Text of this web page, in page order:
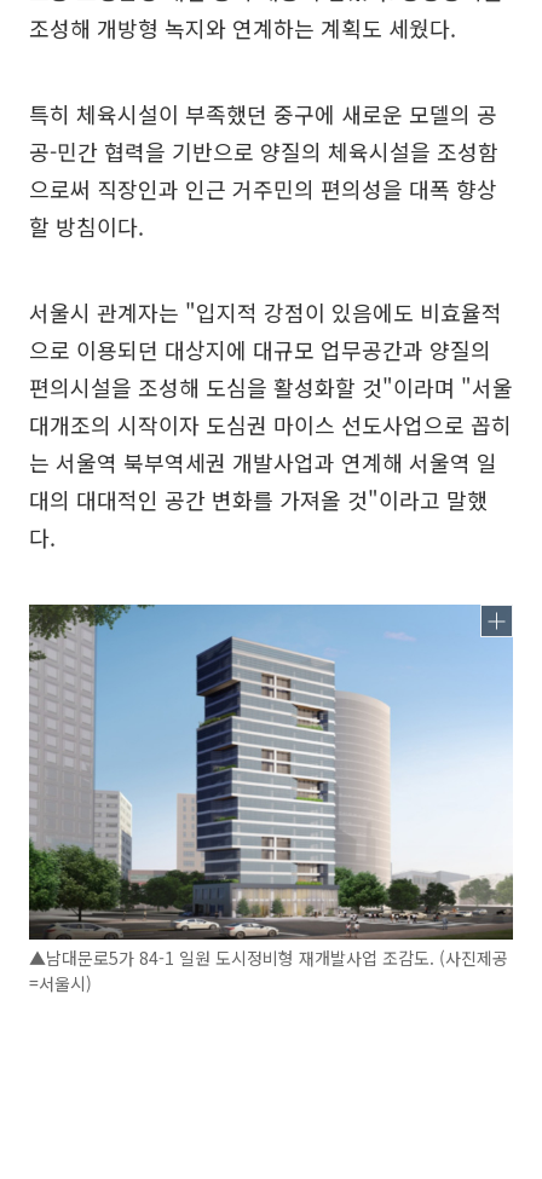
조성해 개방형 녹지와 연계하는 계획도 세웠다.
특히 체육시설이 부족했던 중구에 새로운 모델의 공
공-민간 협력을 기반으로 양질의 체육시설을 조성함
으로써 직장인과 인근 거주민의 편의성을 대폭 향상
할 방침이다.
서울시 관계자는 "입지적 강점이 있음에도 비효율적
으로 이용되던 대상지에 대규모 업무공간과 양질의
편의시설을 조성해 도심을 활성화할 것"이라며 "서울
대개조의 시작이자 도심권 마이스 선도사업으로 꼽히
는 서울역 북부역세권 개발사업과 연계해 서울역 일
대의 대대적인 공간 변화를 가져올 것"이라고 말했
다.
▲남대문로5가 84-1 일원 도시정비형 재개발사업 조감도. (사진제공
=서울시)